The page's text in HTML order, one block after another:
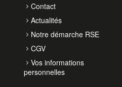
Contact
Actualités
Notre démarche RSE
CGV
Vos informations
personnelles